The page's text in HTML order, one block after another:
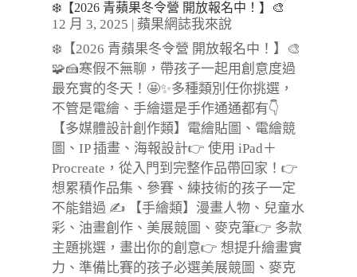
❄️【2026 青蘋果冬令營 開放報名中！】🎨
12 月 3, 2025 | 蘋果網誌我來說
❄️【2026 青蘋果冬令營 開放報名中！】🎨
🧩🍰寒假不無聊，帶孩子一起用創意度過
最充實的冬天！🤩✨多種類別任你挑選，
不管是電繪、手繪還是手作通通都有👇
【多媒體設計創作類】電繪貼圖、電繪競
圖、IP 插畫、海報設計👉 使用 iPad＋
Procreate，從入門到完整作品帶回家！👉
想累積作品集、參賽、練技術的孩子一定
不能錯過 ✍️ 【手繪類】漫畫人物、兒童水
彩、油畫創作、美展競圖、麥克筆👉 多款
主題挑選，畫出你的創意👉 想提升繪畫實
力、準備比賽的孩子必選美展競圖、麥克